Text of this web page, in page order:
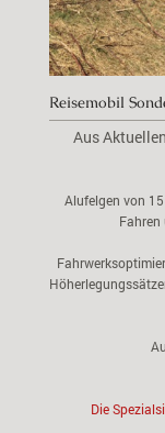
Reisemobil
Aus
Alufelgen von
Die